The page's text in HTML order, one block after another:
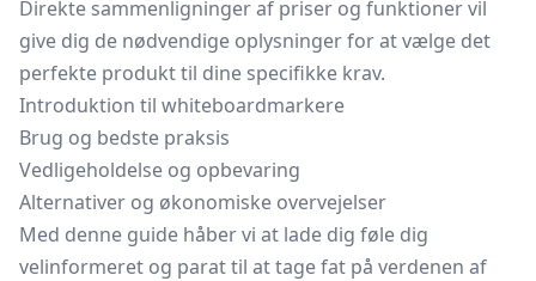
Direkte sammenligninger af priser og funktioner vil
give dig de nødvendige oplysninger for at vælge det
perfekte produkt til dine specifikke krav.
Introduktion til whiteboardmarkere
Brug og bedste praksis
Vedligeholdelse og opbevaring
Alternativer og økonomiske overvejelser
Med denne guide håber vi at lade dig føle dig
velinformeret og parat til at tage fat på verdenen af